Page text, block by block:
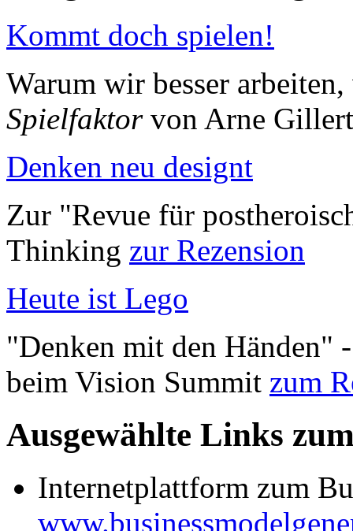
Kommt doch spielen!
Warum wir besser
Spielfaktorvon Arne
Denken neu designt
Zur "Revue für
Thinking zur Rezension
Heute ist Lego
"Denken mit den Händen"
beim Vision Summit zum
Ausgewählte Links
Internetplattform zum